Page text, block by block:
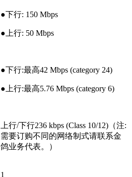
●下行: 150 Mbps
●上行: 50 Mbps
●下行:最高42 Mbps (category 24)
●上行:最高5.76 Mbps (category 6)
上行/下行236 kbps (Class 10/12)（注:
需要订购不同的网络制式请联系金
鸽业务代表。）
1